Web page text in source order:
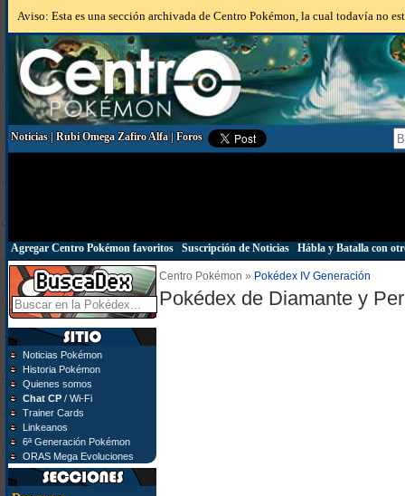
Aviso: Esta es una sección archivada de Centro Pokémon, la cual todavía no
Noticias|Rubí Omega Zafiro Alfa|Foros
Agregar Centro Pokémon favoritos| Suscripción de Noticias| Hábla y Batalla con
Noticias Pokémon
Historia Pokémon
Quienes somos
Chat CP/ Wi-Fi
Trainer Cards
Linkeanos
6ª Generación Pokémon
ORAS Mega Evoluciones
Centro Pokémon » Pokédex IV Generación
Pokédex de Diamante y